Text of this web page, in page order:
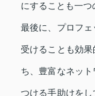
にすることも一つ
最後に、プロフ
受けることも効
ち、豊富なネッ
つける手助けを